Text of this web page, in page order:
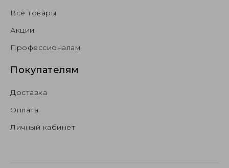
Все товары
Акции
Профессионалам
Покупателям
Доставка
Оплата
Личный кабинет